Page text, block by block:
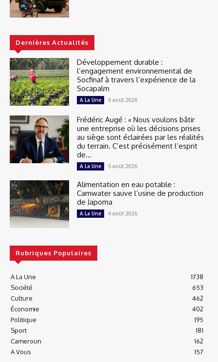
Dernières Actualités
Développement durable :
l’engagement environnemental de
Socfinaf à travers l’expérience de la
Socapalm
A La Une 6 août 2026
Frédéric Augé : « Nous voulons bâtir
une entreprise où les décisions prises
au siège sont éclairées par les réalités
du terrain. C’est précisément l’esprit
de...
A La Une 5 août 2026
Alimentation en eau potable :
Camwater sauve l’usine de production
de Japoma
A La Une 4 août 2026
Rubriques Populaires
A La Une
1738
Société
653
Culture
462
Économie
402
Politique
195
Sport
181
Cameroun
162
A Vous
157